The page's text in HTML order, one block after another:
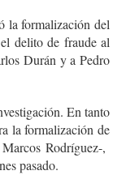
la formalización del
delito de fraude al
Durán y a Pedro
En tanto
la formalización de
Rodríguez-,
pasado.